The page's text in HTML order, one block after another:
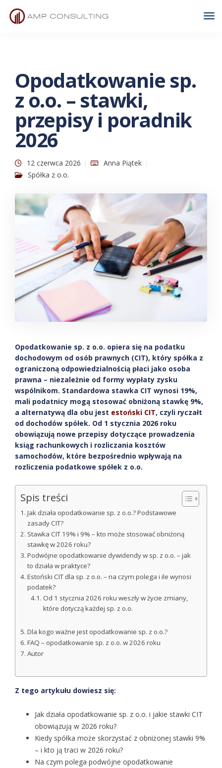
Opodatkowanie sp.
z o.o. – stawki,
przepisy i poradnik
2026
12 czerwca 2026
Anna Piątek
Spółka z o.o.
Opodatkowanie sp. z o.o. opiera się na podatku
dochodowym od osób prawnych (CIT), który spółka z
ograniczoną odpowiedzialnością płaci jako osoba
prawna – niezależnie od formy wypłaty zysku
wspólnikom. Standardowa stawka CIT wynosi 19%,
mali podatnicy mogą stosować obniżoną stawkę 9%,
a alternatywą dla obu jest estoński CIT, czyli ryczałt
od dochodów spółek. Od 1 stycznia 2026 roku
obowiązują nowe przepisy dotyczące prowadzenia
ksiąg rachunkowych i rozliczania kosztów
samochodów, które bezpośrednio wpływają na
rozliczenia podatkowe spółek z o.o.
Spis treści
Jak działa opodatkowanie sp. z o.o.? Podstawowe
zasady CIT?
Stawka CIT 19% i 9% – kto może stosować obniżoną
stawkę w 2026 roku?
Podwójne opodatkowanie dywidendy w sp. z o.o. – jak
to działa w praktyce?
Estoński CIT dla sp. z o.o. – na czym polega i ile wynosi
podatek?
Od 1 stycznia 2026 roku weszły w życie zmiany,
które dotyczą każdej sp. z o.o.
Dla kogo ważne jest opodatkowanie sp. z o.o.?
FAQ – opodatkowanie sp. z o.o. w 2026 roku
Autor
Z tego artykułu dowiesz się:
Jak działa opodatkowanie sp. z o.o. i jakie stawki CIT
obowiązują w 2026 roku?
Kiedy spółka może skorzystać z obniżonej stawki 9%
– i kto ją traci w 2026 roku?
Na czym polega podwójne opodatkowanie